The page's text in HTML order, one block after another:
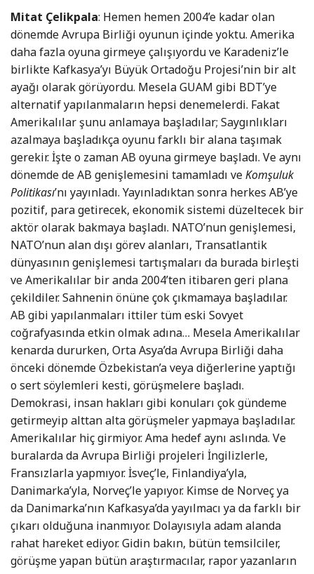
Mitat Çelikpala: Hemen hemen 2004’e kadar olan
dönemde Avrupa Birliği oyunun içinde yoktu. Amerika
daha fazla oyuna girmeye çalışıyordu ve Karadeniz’le
birlikte Kafkasya’yı Büyük Ortadoğu Projesi’nin bir alt
ayağı olarak görüyordu. Mesela GUAM gibi BDT’ye
alternatif yapılanmaların hepsi denemelerdi. Fakat
Amerikalılar şunu anlamaya başladılar; Saygınlıkları
azalmaya başladıkça oyunu farklı bir alana taşımak
gerekir. İşte o zaman AB oyuna girmeye başladı. Ve aynı
dönemde de AB genişlemesini tamamladı veKomşuluk
Politikası’nı yayınladı. Yayınladıktan sonra herkes AB’ye
pozitif, para getirecek, ekonomik sistemi düzeltecek bir
aktör olarak bakmaya başladı. NATO’nun genişlemesi,
NATO’nun alan dışı görev alanları, Transatlantik
dünyasının genişlemesi tartışmaları da burada birleşti
ve Amerikalılar bir anda 2004’ten itibaren geri plana
çekildiler. Sahnenin önüne çok çıkmamaya başladılar.
AB gibi yapılanmaları ittiler tüm eski Sovyet
coğrafyasında etkin olmak adına… Mesela Amerikalılar
kenarda dururken, Orta Asya’da Avrupa Birliği daha
önceki dönemde Özbekistan’a veya diğerlerine yaptığı
o sert söylemleri kesti, görüşmelere başladı.
Demokrasi, insan hakları gibi konuları çok gündeme
getirmeyip alttan alta görüşmeler yapmaya başladılar.
Amerikalılar hiç girmiyor. Ama hedef aynı aslında. Ve
buralarda da Avrupa Birliği projeleri İngilizlerle,
Fransızlarla yapmıyor. İsveç’le, Finlandiya’yla,
Danimarka’yla, Norveç’le yapıyor. Kimse de Norveç ya
da Danimarka’nın Kafkasya’da yayılmacı ya da farklı bir
çıkarı olduğuna inanmıyor. Dolayısıyla adam alanda
rahat hareket ediyor. Gidin bakın, bütün temsilciler,
görüşme yapan bütün araştırmacılar, rapor yazanların